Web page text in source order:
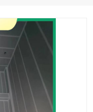
冻库,绵阳保鲜冷库
元冻库安装,广元冻库造
冻库
冻库，泸州冷库